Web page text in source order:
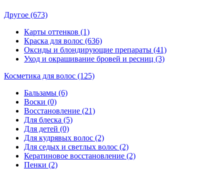
Другое (673)
Карты оттенков (1)
Краска для волос (636)
Оксиды и блондирующие препараты (41)
Уход и окрашивание бровей и ресниц (3)
Косметика для волос (125)
Бальзамы (6)
Воски (0)
Восстановление (21)
Для блеска (5)
Для детей (0)
Для кудрявых волос (2)
Для седых и светлых волос (2)
Кератиновое восстановление (2)
Пенки (2)